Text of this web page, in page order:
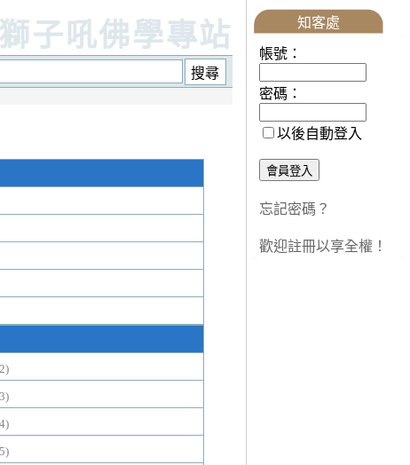
子吼佛學專站 知客處
帳號：
密碼：
以後自動登入
忘記密碼？
歡迎註冊以享全權！